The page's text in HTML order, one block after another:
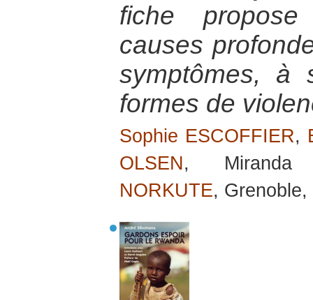
fiche
causes
symptômes, à
formes de
Sophie ESCOFFIER,
OLSEN, Miranda
NORKUTE,